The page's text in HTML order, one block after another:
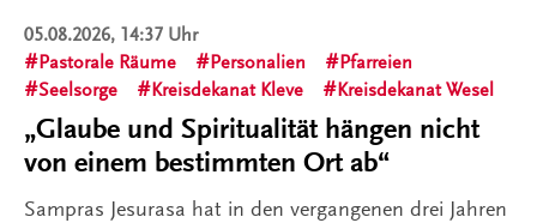
05.08.2026, 14:37 Uhr
Pastorale Räume
Personalien
Pfarreien
Seelsorge
Kreisdekanat Kleve Kreisdekanat Wesel
„Glaube und Spiritualität hängen nicht
von einem bestimmten Ort ab“
Sampras Jesurasa hat in den vergangenen drei Jahren